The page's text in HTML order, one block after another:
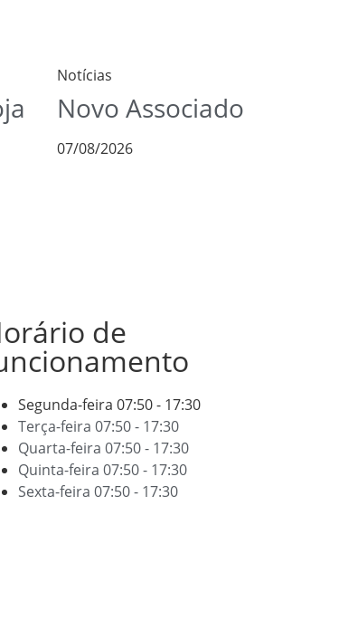
Notícias
Novo Associado
07/08/2026
de
Segunda-feira 07:50 - 17:30
Terça-feira 07:50 - 17:30
Quarta-feira 07:50 - 17:30
Quinta-feira 07:50 - 17:30
Sexta-feira 07:50 - 17:30